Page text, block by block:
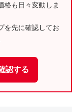
格も日々変動しま
を先に確認してお
認する